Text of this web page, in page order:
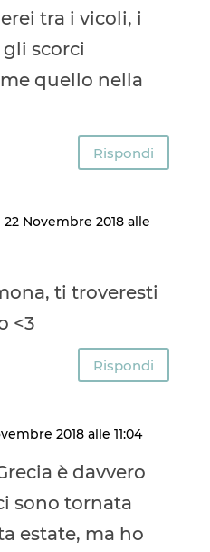
tra i vicoli, i
scorci
quello nella
Rispondi
22 Novembre 2018 alle
ti troveresti
<3
Rispondi
2018 alle 11:04
è davvero
sono tornata
estate, ma ho